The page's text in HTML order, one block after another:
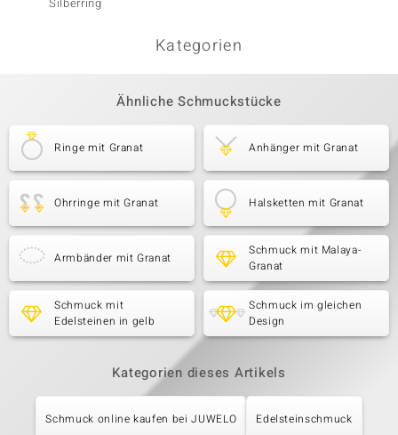
Kategorien
Ähnliche Schmuckstücke
Ringe mit Granat Anhänger mit Granat
Ohrringe mit Granat Halsketten mit Granat
Armbänder mit Granat
Schmuck mit Malaya-
Granat
Schmuck mit
Edelsteinen in gelb
Schmuck im gleichen
Design
Kategorien dieses Artikels
Schmuck online kaufen bei JUWELO Edelsteinschmuck